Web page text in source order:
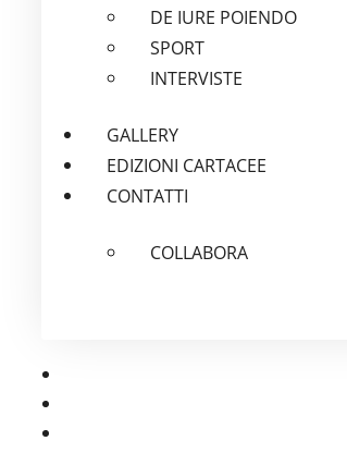
DE IURE POIENDO
SPORT
INTERVISTE
GALLERY
EDIZIONI CARTACEE
CONTATTI
COLLABORA